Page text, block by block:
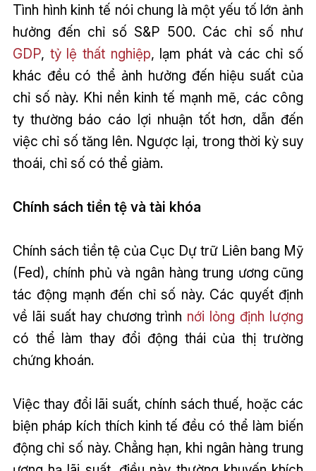
Tình hình kinh tế nói chung là một yếu tố lớn ảnh
hưởng đến chỉ số S&P 500. Các chỉ số như
GDP, tỷ lệ thất nghiệp, lạm phát và các chỉ số
khác đều có thể ảnh hưởng đến hiệu suất của
chỉ số này. Khi nền kinh tế mạnh mẽ, các công
ty thường báo cáo lợi nhuận tốt hơn, dẫn đến
việc chỉ số tăng lên. Ngược lại, trong thời kỳ suy
thoái, chỉ số có thể giảm.
Chính sách tiền tệ và tài khóa
Chính sách tiền tệ của Cục Dự trữ Liên bang Mỹ
(Fed), chính phủ và ngân hàng trung ương cũng
tác động mạnh đến chỉ số này. Các quyết định
về lãi suất hay chương trình nới lỏng định lượng
có thể làm thay đổi động thái của thị trường
chứng khoán.
Việc thay đổi lãi suất, chính sách thuế, hoặc các
biện pháp kích thích kinh tế đều có thể làm biến
động chỉ số này. Chẳng hạn, khi ngân hàng trung